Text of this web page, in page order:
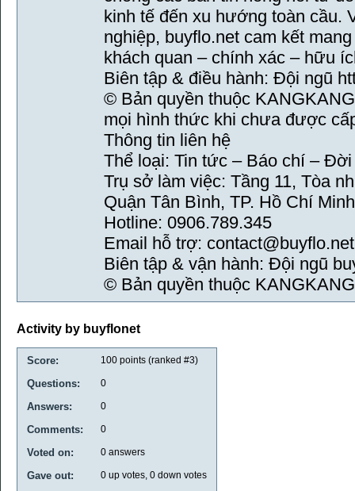
kinh tế đến xu hướng toàn cầu.
nghiệp, buyflo.net cam kết
khách quan – chính xác – hữu
Biên tập & điều hành: Đội ngũ
© Bản quyền thuộc
mọi hình thức khi chưa được
Thông tin liên hệ
Thể loại: Tin tức – Báo chí –
Trụ sở làm việc: Tầng 11, Tòa
Quận Tân Bình, TP. Hồ Chí Minh
Hotline: 0906.789.345
Email hỗ trợ: contact@buyflo.net
Biên tập & vận hành: Đội ngũ
© Bản quyền thuộc
Activity by buyflonet
Score: 100 points (ranked #3)
Questions: 0
Answers: 0
Comments: 0
Voted on: 0 answers
Gave out: 0 up votes, 0 down votes